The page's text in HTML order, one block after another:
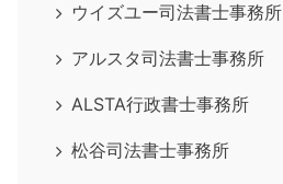
ウイズユー司法書士事務所
アルスタ司法書士事務所
ALSTA行政書士事務所
松谷司法書士事務所